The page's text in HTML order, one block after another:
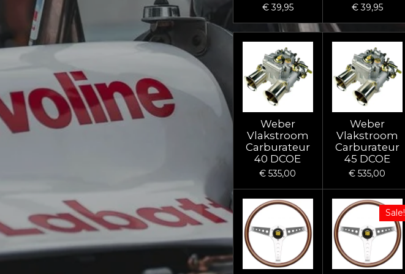
€ 39,95 € 39,95
Weber
Vlakstroom
Carburateur
40 DCOE
€ 535,00
Weber
Vlakstroom
Carburateur
45 DCOE
€ 535,00
Sale!